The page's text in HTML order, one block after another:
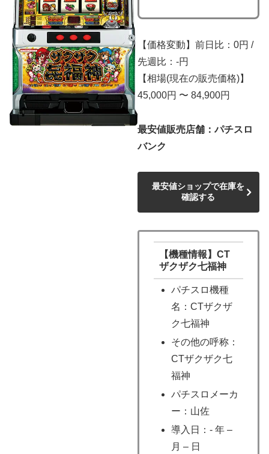
【価格変動】前日比：0円 /
先週比：-円
【相場(現在の販売価格)】
45,000円 〜 84,900円
最安値販売店舗：パチスロ
バンク
最安値ショップで在庫を
確認する
【機種情報】CT
ザクザク七福神
パチスロ機種
名：CTザクザ
ク七福神
その他の呼称：
CTザクザク七
福神
パチスロメーカ
ー：山佐
導入日：- 年 –
月 – 日